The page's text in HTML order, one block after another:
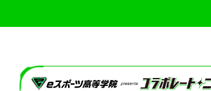
ボランティア
Apex Legends